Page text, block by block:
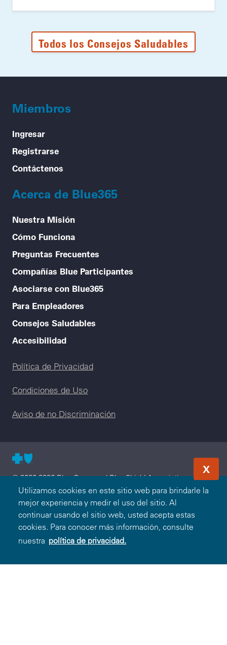
Utilizamos cookies en este sitio web para brindarle la
mejor experiencia y medir el uso del sitio. Al
continuar usando el sitio web, usted acepta estas
cookies. Para conocer más información, consulte
nuestra política de privacidad.
X
Todos los Consejos Saludables
Miembros
Ingresar
Registrarse
Contáctenos
Acerca de Blue365
Nuestra Misión
Cómo Funciona
Preguntas Frecuentes
Compañías Blue Participantes
Asociarse con Blue365
Para Empleadores
Consejos Saludables
Accesibilidad
Legal menu
Política de Privacidad
Condiciones de Uso
Aviso de no Discriminación
© 2000-2026 Blue Cross and Blue Shield Association —
Todos los Derechos Reservados. El programa Blue365 es
presentado a usted por Blue Cross and Blue Shield
Association. Blue Cross and Blue Shield Association es una
asociación de Compañías Blue Cross y/o Blue Shield
independientes que operan a nivel local. Blue Cross and Blue
Shield of South Carolina es un licenciatario independiente de